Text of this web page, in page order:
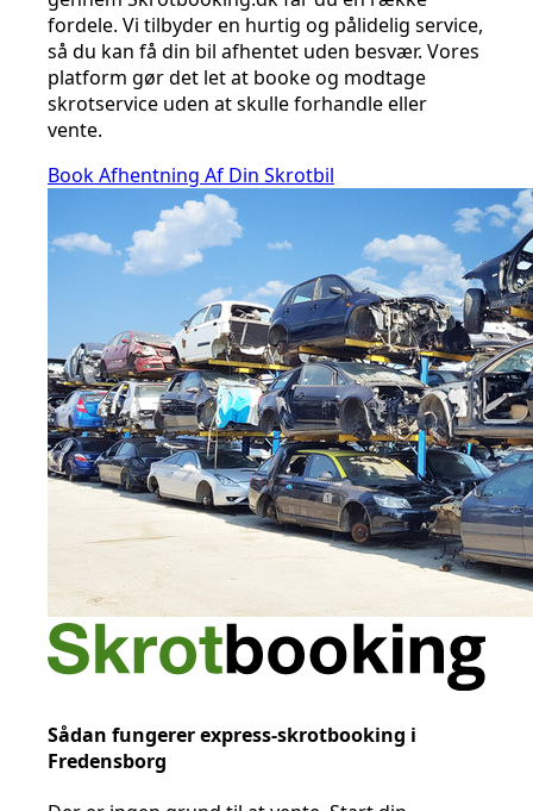
fordele. Vi tilbyder en hurtig og pålidelig service,
så du kan få din bil afhentet uden besvær. Vores
platform gør det let at booke og modtage
skrotservice uden at skulle forhandle eller
vente.
Book Afhentning Af Din Skrotbil
Sådan fungerer express-skrotbooking i
Fredensborg